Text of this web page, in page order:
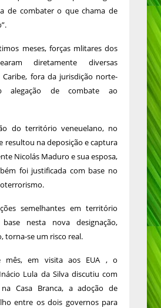
de combater o que chama de
meses, forças mlitares dos
diretamente diversas
Caribe, fora da jurisdição norte-
alegação de combate ao
do território veneuelano, no
resultou na deposição e captura
Nicolás Maduro e sua esposa,
foi justificada com base no
semelhantes em território
nesta nova designação,
torna-se um risco real.
mês, em visita aos EUA , o
Lula da Silva discutiu com
Casa Branca, a adoção de
entre os dois governos para